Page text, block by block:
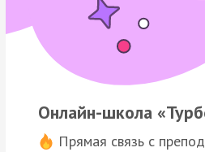
Онлайн-школа
Прямая связь с